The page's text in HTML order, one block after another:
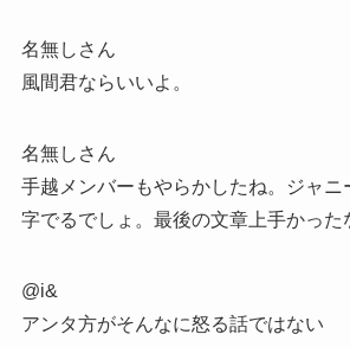
名無しさん
風間君ならいいよ。
名無しさん
手越メンバーもやらかしたね。ジャニ
字でるでしょ。最後の文章上手かった
@i&
アンタ方がそんなに怒る話ではない